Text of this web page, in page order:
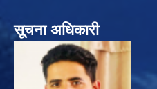
सूचना अधिकारी